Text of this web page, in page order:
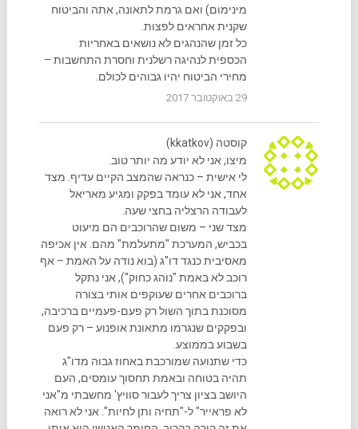
מינימום) ואם גרמת לתאונה, אתה והביטוח
שקנית אחראים לפצות.
כל זמן שהנהגים לא נושאים באחריות
הכספית לנהיגה רשלנית וחסרת התחשבות –
מחירי הביטוח יהיו גבוהים לכולם.
29 באוקטובר 2017
קוסטה (kkatkov)
מיצו, אני לא יודע מה יותר טוב.
לי אישית – כנראה שהמצב הקיים עדיף. מצד
אחד, אני לא עומד בפקק ומגיע מאריאל
לעבודה הרצליה בחצי שעה.
מצד שני – משום שהרוכבים הם מיעוט
בכביש, המערכת "מתעלמת" מהם. אין אכיפה
מאסיבית כנגד דו"ג (בוא נודה על האמת – אף
רוכב לא באמת "נוהג כחוק"), אני נתקל
ברוכבים אחרים שעוקפים אותי בצורה
מסוכנת בתוך השול רק פעם-פעמיים ברכיבה,
ובפקקים שנגרמו מתאונת אופנוע – רק פעם
בשבוע בממוצע.
כדי שתנועה שמורכבת באחוז גבוה מדו"ג
תהיה בטוחה ובאמת תחסוך עומסים, העם
היושב בציון צריך לעבור סוויץ' מחשבתי מ"אני
לא פראייר" ל-"תחיה ותן לחיות". אני לא רואה